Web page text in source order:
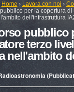
Home › Lavora con noi ›
per la copertura
dell'infrastruttura
pubblico
terzo
nell'ambito